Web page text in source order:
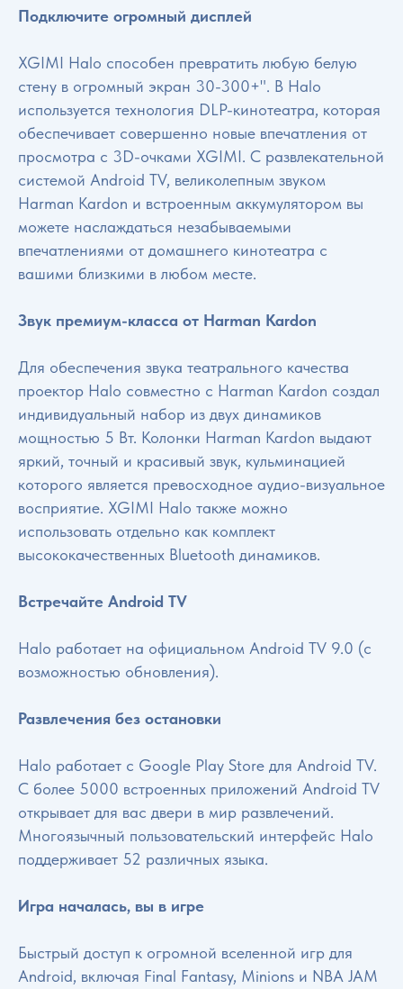
Подключите огромный дисплей
XGIMI Halo способен превратить любую белую
стену в огромный экран 30-300+". В Halo
используется технология DLP-кинотеатра, которая
обеспечивает совершенно новые впечатления от
просмотра с 3D-очками XGIMI. С развлекательной
системой Android TV, великолепным звуком
Harman Kardon и встроенным аккумулятором вы
можете наслаждаться незабываемыми
впечатлениями от домашнего кинотеатра с
вашими близкими в любом месте.
Звук премиум-класса от Harman Kardon
Для обеспечения звука театрального качества
проектор Halo совместно с Harman Kardon создал
индивидуальный набор из двух динамиков
мощностью 5 Вт. Колонки Harman Kardon выдают
яркий, точный и красивый звук, кульминацией
которого является превосходное аудио-визуальное
восприятие. XGIMI Halo также можно
использовать отдельно как комплект
высококачественных Bluetooth динамиков.
Встречайте Android TV
Halo работает на официальном Android TV 9.0 (с
возможностью обновления).
Развлечения без остановки
Halo работает с Google Play Store для Android TV.
С более 5000 встроенных приложений Android TV
открывает для вас двери в мир развлечений.
Многоязычный пользовательский интерфейс Halo
поддерживает 52 различных языка.
Игра началась, вы в игре
Быстрый доступ к огромной вселенной игр для
Android, включая Final Fantasy, Minions и NBA JAM